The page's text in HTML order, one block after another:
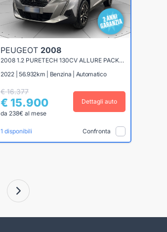
PEUGEOT 2008
2008 1.2 PURETECH 130CV ALLURE PACK EAT8
2022 | 56.932km | Benzina | Automatico
€ 16.377
€ 15.900
da 238€ al mese
Dettagli auto
1 disponibili Confronta